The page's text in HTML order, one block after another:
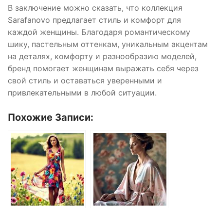
В заключение можно сказать, что коллекция
Sarafanovo предлагает стиль и комфорт для
каждой женщины. Благодаря романтическому
шику, пастельным оттенкам, уникальным акцентам
на деталях, комфорту и разнообразию моделей,
бренд помогает женщинам выражать себя через
свой стиль и оставаться уверенными и
привлекательными в любой ситуации.
Похожие Записи: